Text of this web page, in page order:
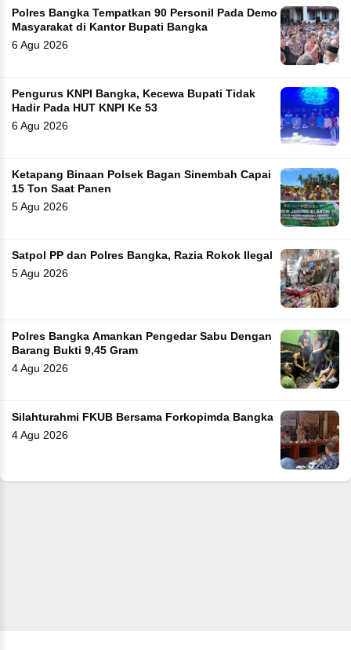
Polres Bangka Tempatkan 90 Personil Pada Demo
Masyarakat di Kantor Bupati Bangka
6 Agu 2026
Pengurus KNPI Bangka, Kecewa Bupati Tidak
Hadir Pada HUT KNPI Ke 53
6 Agu 2026
Ketapang Binaan Polsek Bagan Sinembah Capai
15 Ton Saat Panen
5 Agu 2026
Satpol PP dan Polres Bangka, Razia Rokok Ilegal
5 Agu 2026
Polres Bangka Amankan Pengedar Sabu Dengan
Barang Bukti 9,45 Gram
4 Agu 2026
Silahturahmi FKUB Bersama Forkopimda Bangka
4 Agu 2026